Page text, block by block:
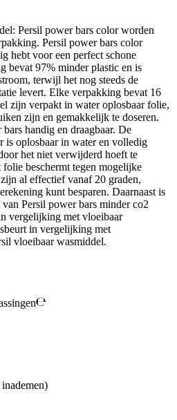
Persil power bars color worden
Persil power bars color
hebt voor een perfect schone
bevat 97% minder plastic en is
terwijl het nog steeds de
levert. Elke verpakking bevat 16
zijn verpakt in water oplosbaar folie,
zijn en gemakkelijk te doseren.
handig en draagbaar. De
is oplosbaar in water en volledig
het niet verwijderd hoeft te
beschermt tegen mogelijke
al effectief vanaf 20 graden,
kunt besparen. Daarnaast is
Persil power bars minder co2
vergelijking met vloeibaar
in vergelijking met
vloeibaar wasmiddel.